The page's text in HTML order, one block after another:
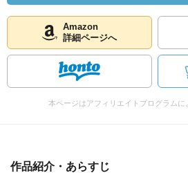
Amazon
詳細ページへ
本ページはアフィリエイトプログラムに
作品紹介・あらすじ